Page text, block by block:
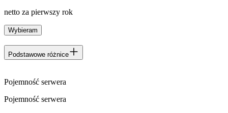
netto za pierwszy rok
Wybieram
Podstawowe różnice
Pojemność serwera
Pojemność serwera